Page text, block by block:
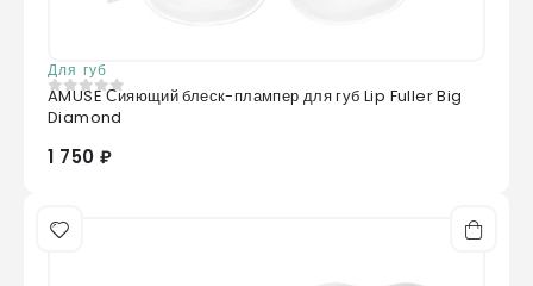
Для губ
0из 5
AMUSE Сияющий блеск-плампер для губ Lip Fuller Big
Diamond
1 750 ₽